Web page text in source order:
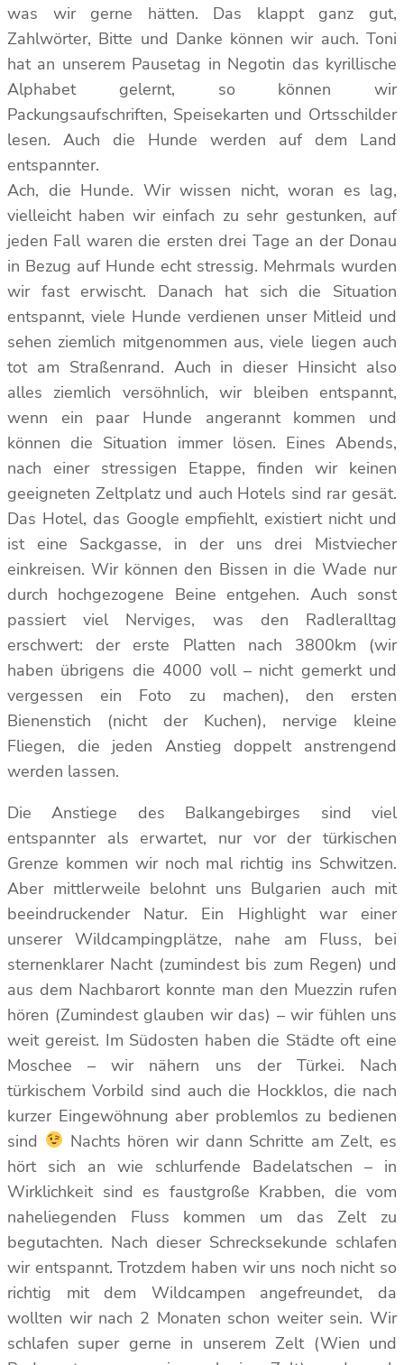
was wir gerne hätten. Das klappt ganz gut,
Zahlwörter, Bitte und Danke können wir auch. Toni
hat an unserem Pausetag in Negotin das kyrillische
Alphabet gelernt, so können wir
Packungsaufschriften, Speisekarten und Ortsschilder
lesen. Auch die Hunde werden auf dem Land
entspannter.
Ach, die Hunde. Wir wissen nicht, woran es lag,
vielleicht haben wir einfach zu sehr gestunken, auf
jeden Fall waren die ersten drei Tage an der Donau
in Bezug auf Hunde echt stressig. Mehrmals wurden
wir fast erwischt. Danach hat sich die Situation
entspannt, viele Hunde verdienen unser Mitleid und
sehen ziemlich mitgenommen aus, viele liegen auch
tot am Straßenrand. Auch in dieser Hinsicht also
alles ziemlich versöhnlich, wir bleiben entspannt,
wenn ein paar Hunde angerannt kommen und
können die Situation immer lösen. Eines Abends,
nach einer stressigen Etappe, finden wir keinen
geeigneten Zeltplatz und auch Hotels sind rar gesät.
Das Hotel, das Google empfiehlt, existiert nicht und
ist eine Sackgasse, in der uns drei Mistviecher
einkreisen. Wir können den Bissen in die Wade nur
durch hochgezogene Beine entgehen. Auch sonst
passiert viel Nerviges, was den Radleralltag
erschwert: der erste Platten nach 3800km (wir
haben übrigens die 4000 voll – nicht gemerkt und
vergessen ein Foto zu machen), den ersten
Bienenstich (nicht der Kuchen), nervige kleine
Fliegen, die jeden Anstieg doppelt anstrengend
werden lassen.
Die Anstiege des Balkangebirges sind viel
entspannter als erwartet, nur vor der türkischen
Grenze kommen wir noch mal richtig ins Schwitzen.
Aber mittlerweile belohnt uns Bulgarien auch mit
beeindruckender Natur. Ein Highlight war einer
unserer Wildcampingplätze, nahe am Fluss, bei
sternenklarer Nacht (zumindest bis zum Regen) und
aus dem Nachbarort konnte man den Muezzin rufen
hören (Zumindest glauben wir das) – wir fühlen uns
weit gereist. Im Südosten haben die Städte oft eine
Moschee – wir nähern uns der Türkei. Nach
türkischem Vorbild sind auch die Hockklos, die nach
kurzer Eingewöhnung aber problemlos zu bedienen
sind
Nachts hören wir dann Schritte am Zelt, es
hört sich an wie schlurfende Badelatschen – in
Wirklichkeit sind es faustgroße Krabben, die vom
naheliegenden Fluss kommen um das Zelt zu
begutachten. Nach dieser Schrecksekunde schlafen
wir entspannt. Trotzdem haben wir uns noch nicht so
richtig mit dem Wildcampen angefreundet, da
wollten wir nach 2 Monaten schon weiter sein. Wir
schlafen super gerne in unserem Zelt (Wien und